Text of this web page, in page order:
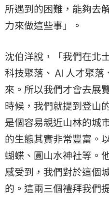
所遇到的困難，能夠去
力來做這些事」。
沈伯洋說，「我們在北
科技聚落、 AI 人才聚
來。所以我們才會去展
時候，我們就提到登山
是個容易親近山林的城
的生態其實非常豐富。
蝴蝶、圓山水神社等。
感受到，我們對於這個
的。這兩三個禮拜我們